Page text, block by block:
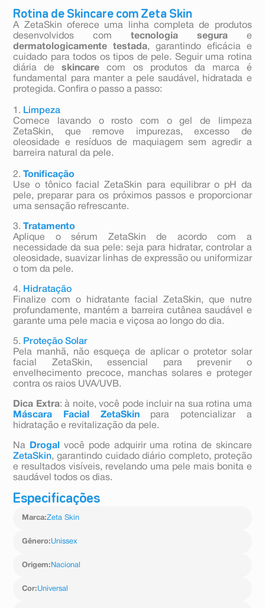
Rotina de Skincare com Zeta Skin
A ZetaSkin oferece uma linha completa de produtos
desenvolvidos com tecnologia segurae
dermatologicamente testada, garantindo eficácia e
cuidado para todos os tipos de pele. Seguir uma rotina
diária deskincare com os produtos da marca é
fundamental para manter a pele saudável, hidratada e
protegida. Confira o passo a passo:
1. Limpeza
Comece lavando o rosto com o gel de limpeza
ZetaSkin, que remove impurezas, excesso de
oleosidade e resíduos de maquiagem sem agredir a
barreira natural da pele.
2.
Tonificação
Use o tônico facial ZetaSkin para equilibrar o pH da
pele, preparar para os próximos passos e proporcionar
uma sensação refrescante.
3.
Tratamento
Aplique o sérum ZetaSkin de acordo com a
necessidade da sua pele: seja para hidratar, controlar a
oleosidade, suavizar linhas de expressão ou uniformizar
o tom da pele.
4. Hidratação
Finalize com o hidratante facial ZetaSkin, que nutre
profundamente, mantém a barreira cutânea saudável e
garante uma pele macia e viçosa ao longo do dia.
5. Proteção Solar
Pela manhã, não esqueça de aplicar o protetor solar
facial ZetaSkin, essencial para prevenir o
envelhecimento precoce, manchas solares e proteger
contra os raios UVA/UVB.
Dica Extra: à noite, você pode incluir na sua rotina uma
Máscara Facial ZetaSkin
para potencializar a
hidratação e revitalização da pele.
Na Drogal
você pode adquirir uma rotina de skincare
ZetaSkin, garantindo cuidado diário completo, proteção
e resultados visíveis, revelando uma pele mais bonita e
saudável todos os dias.
Especificações
Marca:Zeta Skin
Gênero:Unissex
Origem: Nacional
Cor:Universal